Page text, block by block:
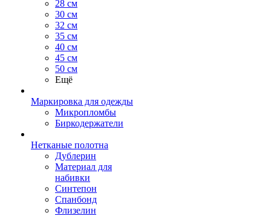
28 см
30 см
32 см
35 см
40 см
45 см
50 см
Ещё
Маркировка для одежды
Микропломбы
Биркодержатели
Нетканые полотна
Дублерин
Материал для
набивки
Синтепон
Спанбонд
Флизелин